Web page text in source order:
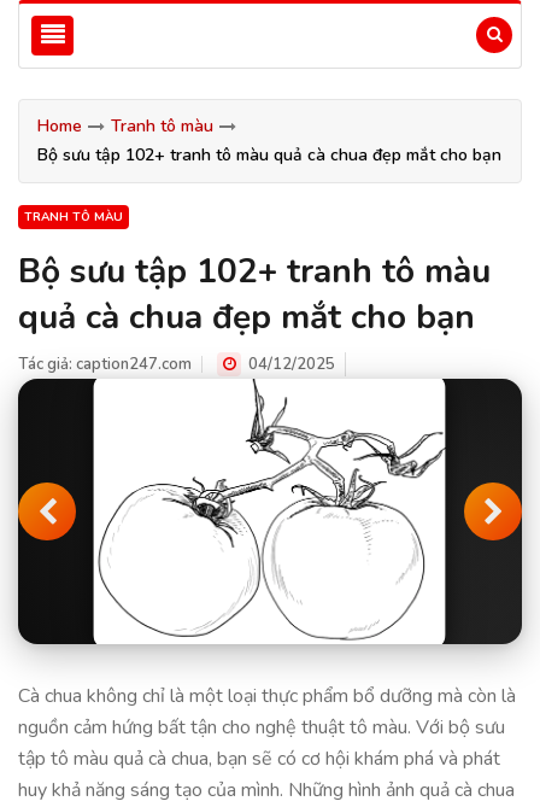
Home
Tranh tô màu
Bộ sưu tập 102+ tranh tô màu quả cà chua đẹp mắt cho bạn
TRANH TÔ MÀU
Bộ sưu tập 102+ tranh tô màu
quả cà chua đẹp mắt cho bạn
Tác giả: caption247.com 04/12/2025
Cà chua không chỉ là một loại thực phẩm bổ dưỡng mà còn là
nguồn cảm hứng bất tận cho nghệ thuật tô màu. Với bộ sưu
tập tô màu quả cà chua, bạn sẽ có cơ hội khám phá và phát
huy khả năng sáng tạo của mình. Những hình ảnh quả cà chua